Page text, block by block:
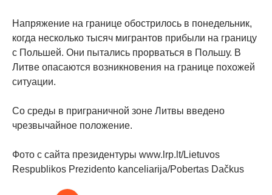
Напряжение на границе обострилось в понедельник,
когда несколько тысяч мигрантов прибыли на границу
с Польшей. Они пытались прорваться в Польшу. В
Литве опасаются возникновения на границе похожей
ситуации.
Со среды в приграничной зоне Литвы введено
чрезвычайное положение.
Фото с сайта президентуры www.lrp.lt/Lietuvos
Respublikos Prezidento kanceliarija/Pobertas Dačkus